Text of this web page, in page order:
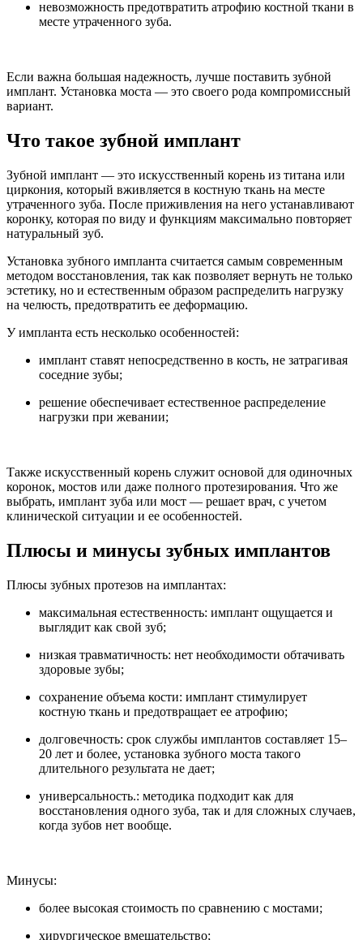
невозможность предотвратить атрофию костной ткани в
месте утраченного зуба.
Если важна большая надежность, лучше поставить зубной
имплант. Установка моста — это своего рода компромиссный
вариант.
Что такое зубной имплант
Зубной имплант — это искусственный корень из титана или
циркония, который вживляется в костную ткань на месте
утраченного зуба. После приживления на него устанавливают
коронку, которая по виду и функциям максимально повторяет
натуральный зуб.
Установка зубного импланта считается самым современным
методом восстановления, так как позволяет вернуть не только
эстетику, но и естественным образом распределить нагрузку
на челюсть, предотвратить ее деформацию.
У импланта есть несколько особенностей:
имплант ставят непосредственно в кость, не затрагивая
соседние зубы;
решение обеспечивает естественное распределение
нагрузки при жевании;
Также искусственный корень служит основой для одиночных
коронок, мостов или даже полного протезирования. Что же
выбрать, имплант зуба или мост — решает врач, с учетом
клинической ситуации и ее особенностей.
Плюсы и минусы зубных имплантов
Плюсы зубных протезов на имплантах:
максимальная естественность: имплант ощущается и
выглядит как свой зуб;
низкая травматичность: нет необходимости обтачивать
здоровые зубы;
сохранение объема кости: имплант стимулирует
костную ткань и предотвращает ее атрофию;
долговечность: срок службы имплантов составляет 15–
20 лет и более, установка зубного моста такого
длительного результата не дает;
универсальность.: методика подходит как для
восстановления одного зуба, так и для сложных случаев,
когда зубов нет вообще.
Минусы:
более высокая стоимость по сравнению с мостами;
хирургическое вмешательство;